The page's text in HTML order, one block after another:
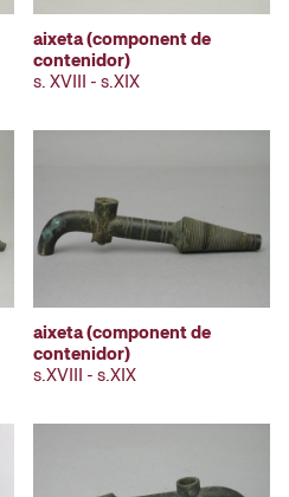
aixeta (component de
contenidor)
s. XVIII - s.XIX
aixeta (component de
contenidor)
s.XVIII - s.XIX